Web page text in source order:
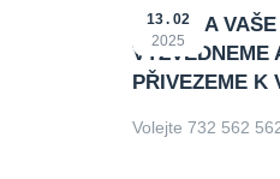
ZDARMA
VYZVEDNEME
PŘIVEZEME K
13
02
2025
Volejte 732 562